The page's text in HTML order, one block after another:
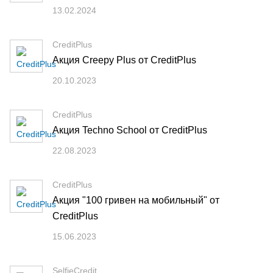
13.02.2024
CreditPlus
Акция Creepy Plus от CreditPlus
20.10.2023
CreditPlus
Акция Techno School от CreditPlus
22.08.2023
CreditPlus
Акция "100 гривен на мобильный" от
CreditPlus
15.06.2023
SelfieCredit